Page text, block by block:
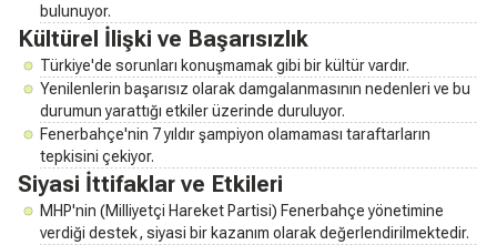
bulunuyor.
Kültürel İlişki ve Başarısızlık
Türkiye'de sorunları konuşmamak gibi bir kültür vardır.
Yenilenlerin başarısız olarak damgalanmasının nedenleri ve bu
durumun yarattığı etkiler üzerinde duruluyor.
Fenerbahçe'nin 7 yıldır şampiyon olamaması taraftarların
tepkisini çekiyor.
Siyasi İttifaklar ve Etkileri
MHP'nin (Milliyetçi Hareket Partisi) Fenerbahçe yönetimine
verdiği destek, siyasi bir kazanım olarak değerlendirilmektedir.